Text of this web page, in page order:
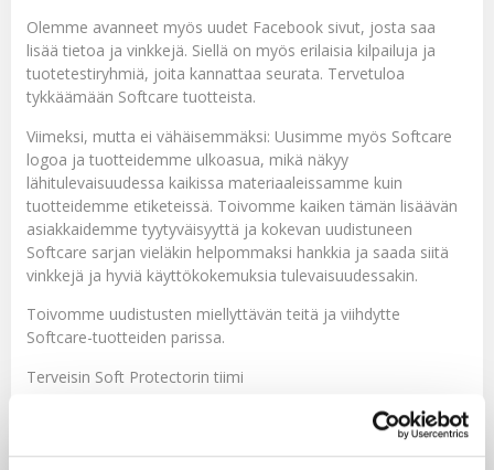
Olemme avanneet myös uudet Facebook sivut, josta saa
lisää tietoa ja vinkkejä. Siellä on myös erilaisia kilpailuja ja
tuotetestiryhmiä, joita kannattaa seurata. Tervetuloa
tykkäämään Softcare tuotteista.
Viimeksi, mutta ei vähäisemmäksi: Uusimme myös Softcare
logoa ja tuotteidemme ulkoasua, mikä näkyy
lähitulevaisuudessa kaikissa materiaaleissamme kuin
tuotteidemme etiketeissä. Toivomme kaiken tämän lisäävän
asiakkaidemme tyytyväisyyttä ja kokevan uudistuneen
Softcare sarjan vieläkin helpommaksi hankkia ja saada siitä
vinkkejä ja hyviä käyttökokemuksia tulevaisuudessakin.
Toivomme uudistusten miellyttävän teitä ja viihdytte
Softcare-tuotteiden parissa.
Terveisin Soft Protectorin tiimi
Facebook Pinterest